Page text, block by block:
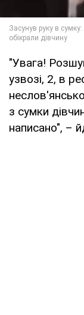
"Увага!
узвозі, 2, в
з сумки
написано", –